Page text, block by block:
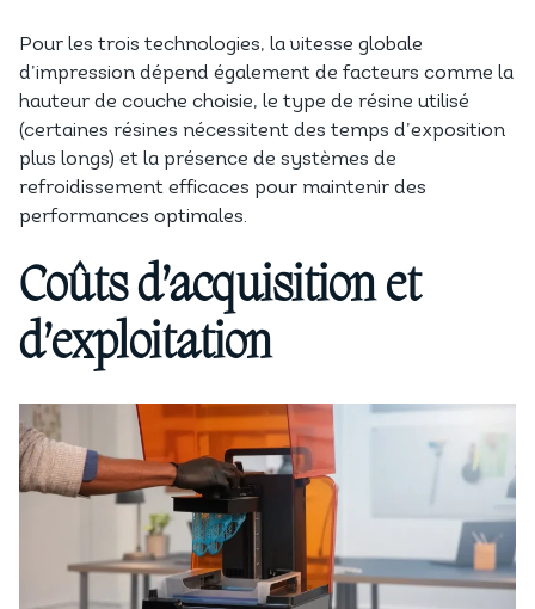
Pour les trois technologies, la vitesse globale
d’impression dépend également de facteurs comme la
hauteur de couche choisie, le type de résine utilisé
(certaines résines nécessitent des temps d’exposition
plus longs) et la présence de systèmes de
refroidissement efficaces pour maintenir des
performances optimales.
Coûts d’acquisition et
d’exploitation